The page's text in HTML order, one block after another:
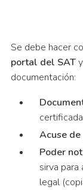
Se debe hacer
portal del SATy
documentación:
Acuse
Poder
sirva
legal